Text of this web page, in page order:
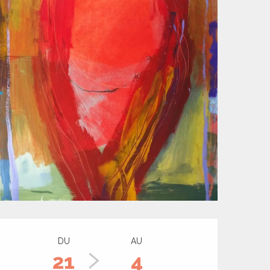
et
DU
21
AU
4